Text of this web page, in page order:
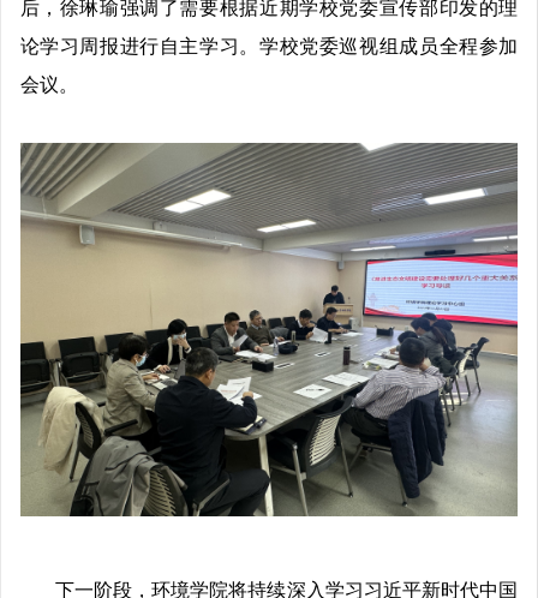
后， 徐琳瑜强调了需要根据近期学校党委宣传部印发的理
论学习周报进行自主学习。 学校党委巡视组成员全程参加
会议。
下一阶段，环境学院将持续深入学习习近平新时代中国